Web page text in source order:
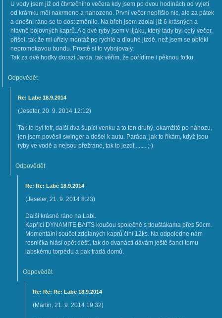
U vody jsem již od čtvrtečního večera kdy jsem po dvou hodinách od vyjetí
od krámku měl nakrmeno a nahozeno. První večer nepřišlo nic, ale za pátek
a dnešní ráno se to dost změnilo. Na břeh jsem zdolal již 6 krásných a
hlavně bojovných kaprů. A o dvě ryby jsem v lijáku, který tady byl celý večer,
přišel, tak že mi uřízly montáž po rychlé a dlouhé jízdě, než jsem se oblékl
nepromokavou bundu. Prostě si to vybojovaly.
Tak za dvě hoďky dorazí Jarda, tak věřím, že pořídíme i pěknou fotku.
Odpovědět
Re: Labe 18.9.2014
(Jeseter, 20. 9. 2014 12:12)
Tak to byl fofr, další dva šupíci venku a to ten druhý, okamžitě po náhozu,
jen jsem pověsil swinger a došel k autu. Paráda, jak to říkám, když jsou
ryby ve vodě a nejsou přežrané, tak to jezdí ....... ;-)
Odpovědět
Re: Re: Labe 18.9.2014
(Jeseter, 21. 9. 2014 8:23)
Další krásné ráno na Labi.
Kapříci DYNAMITE BAITS koušou společně s tlouštákama přes 50cm.
Momentální součet zdolaných kaprů činí 12ks. Na odpoledne nám
rosnička hlásí opět déšť, tak do dvanácti dávám ještě šanci tomu
labskému torpédu a pak tradá domů.
Odpovědět
Re: Re: Re: Labe 18.9.2014
(Martin, 21. 9. 2014 19:32)